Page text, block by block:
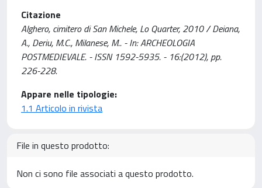
Citazione
Alghero, cimitero di San Michele, Lo Quarter, 2010 / Deiana,
A., Deriu, M.C., Milanese, M.. - In: ARCHEOLOGIA
POSTMEDIEVALE. - ISSN 1592-5935. - 16:(2012), pp.
226-228.
Appare nelle tipologie:
1.1 Articolo in rivista
File in questo prodotto:
Non ci sono file associati a questo prodotto.